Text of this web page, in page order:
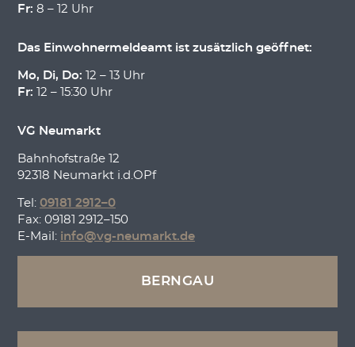
Fr: 8 – 12 Uhr
Das Einwohnermeldeamt ist zusätzlich geöffnet:
Mo, Di, Do: 12 – 13 Uhr
Fr: 12 – 15:30 Uhr
VG Neumarkt
Bahnhofstraße 12
92318 Neumarkt i.d.OPf
Tel: 09181 2912–0
Fax: 09181 2912–150
E-Mail: info@vg-neumarkt.de
BERNGAU